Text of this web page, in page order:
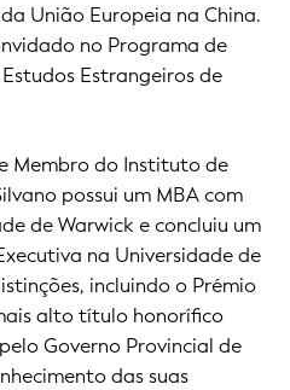
União Europeia na China.
no Programa de
Estrangeiros de
Membro do Instituto de
possui um MBA com
de Warwick e concluiu um
na Universidade de
incluindo o Prémio
alto título honorífico
Governo Provincial de
das suas